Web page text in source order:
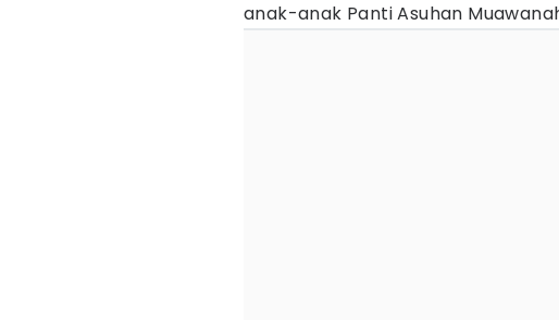
anak-anak Panti Asuhan